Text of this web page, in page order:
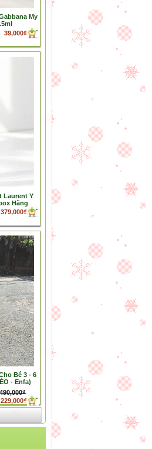
My
39,000₫
Laurent Y
Hãng
379,000₫
Bé 3 - 6
- Enfa)
490,000₫
229,000₫